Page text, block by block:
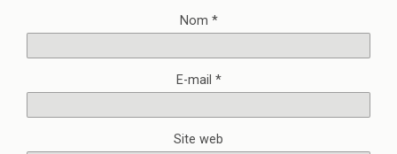
Nom *
E-mail *
Site web